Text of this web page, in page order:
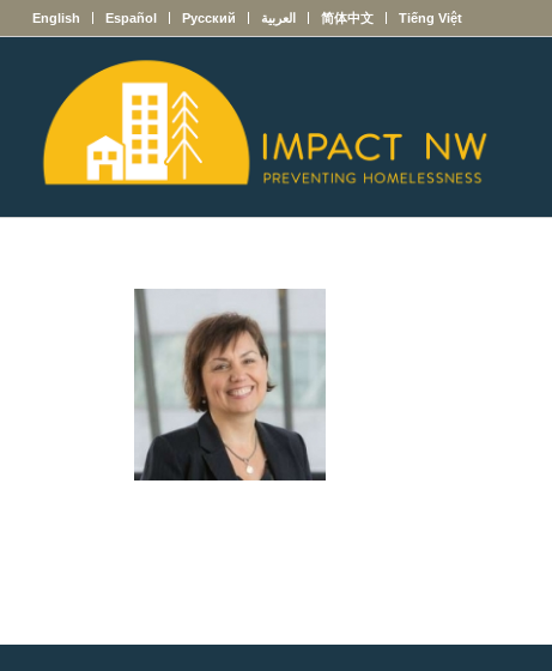
English Español Русский العربية 简体中文 Tiếng Việt